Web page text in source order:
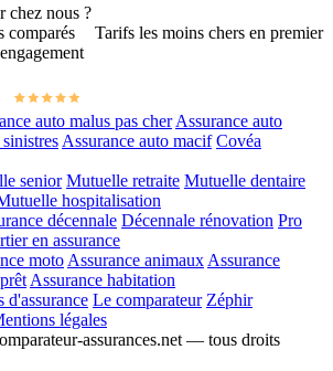
chez nous ?
comparés
Tarifs les moins chers en premier
auto malus pas cher Assurance auto
Assurance auto macif Covéa
senior Mutuelle retraite Mutuelle dentaire
hospitalisation
décennale Décennale rénovation Pro
en assurance
moto Assurance animaux Assurance
Assurance habitation
d'assurance Le comparateur Zéphir
légales
assurances.net — tous droits